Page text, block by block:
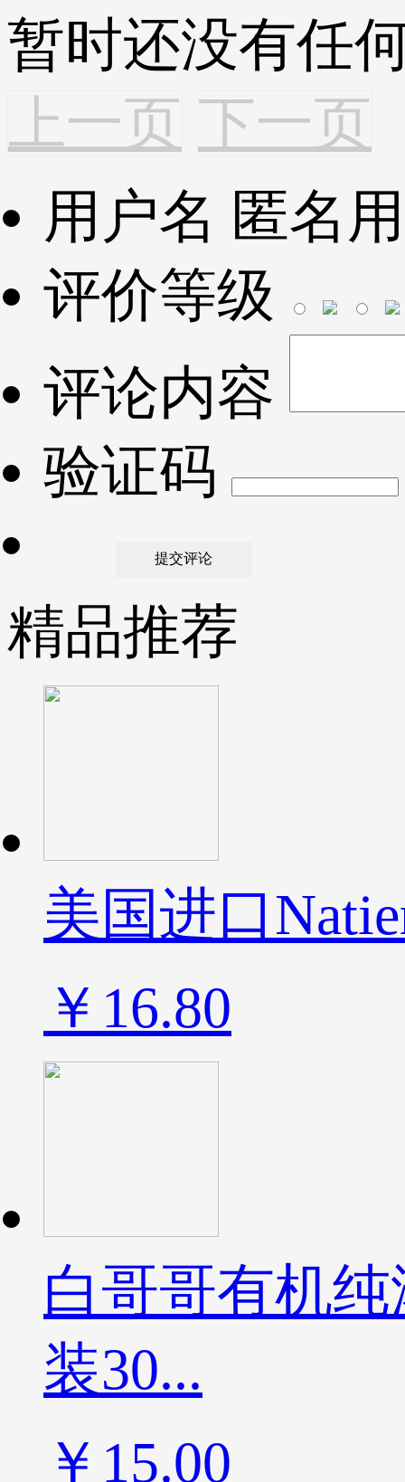
暂时还没有任
上一页 下一页
用户名 匿名
评价等级
评论内容
验证码
精品推荐
美国进口
￥16.80
白哥哥有机
装30...
￥15.00